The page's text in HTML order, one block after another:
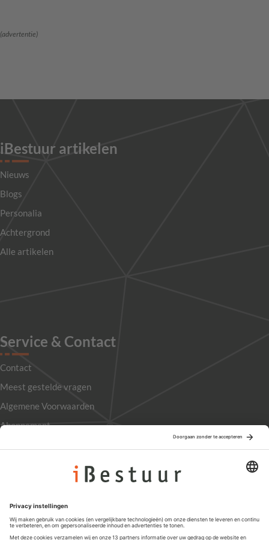
(advertentie)
iBestuur artikelen
Nieuws
Blogs
Personalia
Achtergrond
Alle artikelen
Service & Contact
Contact
Meest gestelde vragen
Algemene Voorwaarden
Abonnement
Privacyinstellingen